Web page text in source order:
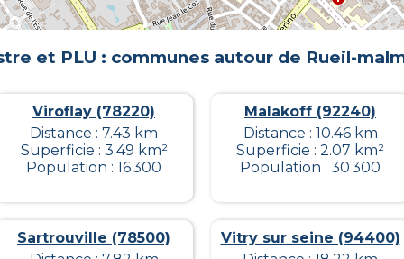
et PLU : communes autour de Rueil-
Viroflay (78220)
Distance : 7.43 km
Superficie : 3.49 km²
Population : 16 300
Malakoff (92240)
Distance : 10.46 km
Superficie : 2.07 km²
Population : 30 300
Sartrouville (78500)
Vitry sur seine (94400)